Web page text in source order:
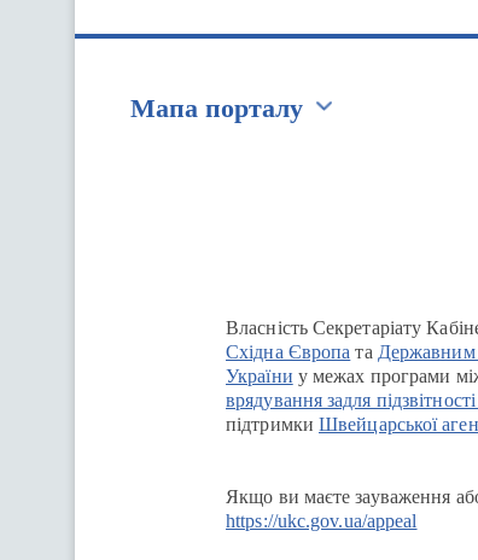
Мапа порталу
Власність Секретаріату
Східна Європа та Державним
України у межах програми
врядування задля
підтримки Швейцарської
Якщо ви маєте зауваження
https://ukc.gov.ua/appeal